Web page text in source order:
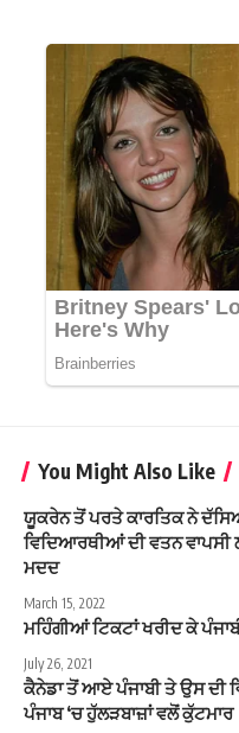
You Might Also Like
ਯੂਕਰੇਨ ਤੋਂ ਪਰਤੇ ਕਾਰਤਿਕ ਨੇ
ਵਿਦਿਆਰਥੀਆਂ ਦੀ ਵਤਨ ਵਾਪਸੀ
ਮਦਦ
March 15, 2022
ਮਹਿੰਗੀਆਂ ਟਿਕਟਾਂ ਖਰੀਦ ਕੇ
July 26, 2021
ਕੈਨੇਡਾ ਤੋਂ ਆਏ ਪੰਜਾਬੀ ਤੇ ਉਸ ਦੀ
ਪੰਜਾਬ ‘ਚ ਹੁੱਲੜਬਾਜ਼ਾਂ ਵਲੋਂ ਕੁੱਟਮਾਰ